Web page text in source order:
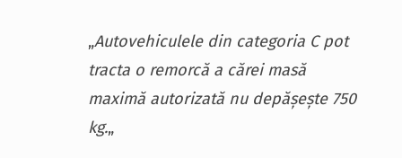
„Autovehiculele din categoria C pot
tracta o remorcă a cărei masă
maximă autorizată nu depășește 750
kg.„